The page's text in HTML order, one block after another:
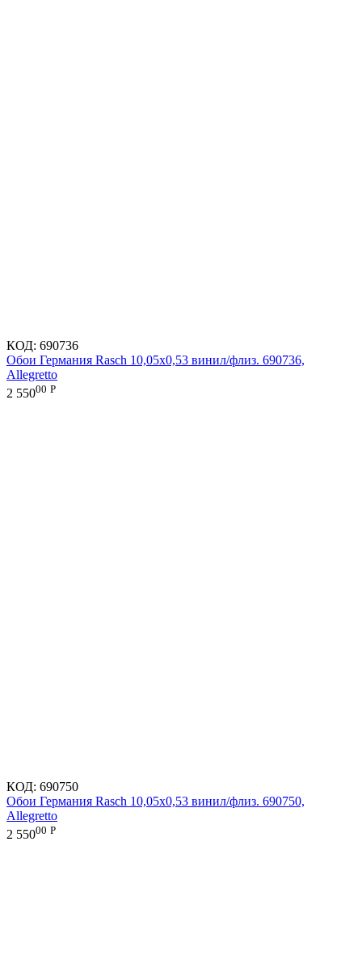
КОД: 690736
Обои Германия Rasch 10,05x0,53 винил/флиз. 690736,
Allegretto
2 55000 Р
КОД: 690750
Обои Германия Rasch 10,05x0,53 винил/флиз. 690750,
Allegretto
2 55000 Р